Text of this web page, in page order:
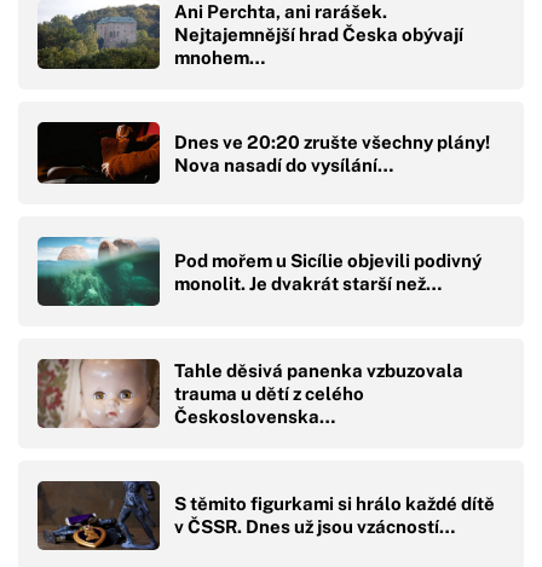
Ani Perchta, ani rarášek.
Nejtajemnější hrad Česka obývají
mnohem…
Dnes ve 20:20 zrušte všechny plány!
Nova nasadí do vysílání…
Pod mořem u Sicílie objevili podivný
monolit. Je dvakrát starší než…
Tahle děsivá panenka vzbuzovala
trauma u dětí z celého
Československa…
S těmito figurkami si hrálo každé dítě
v ČSSR. Dnes už jsou vzácností…